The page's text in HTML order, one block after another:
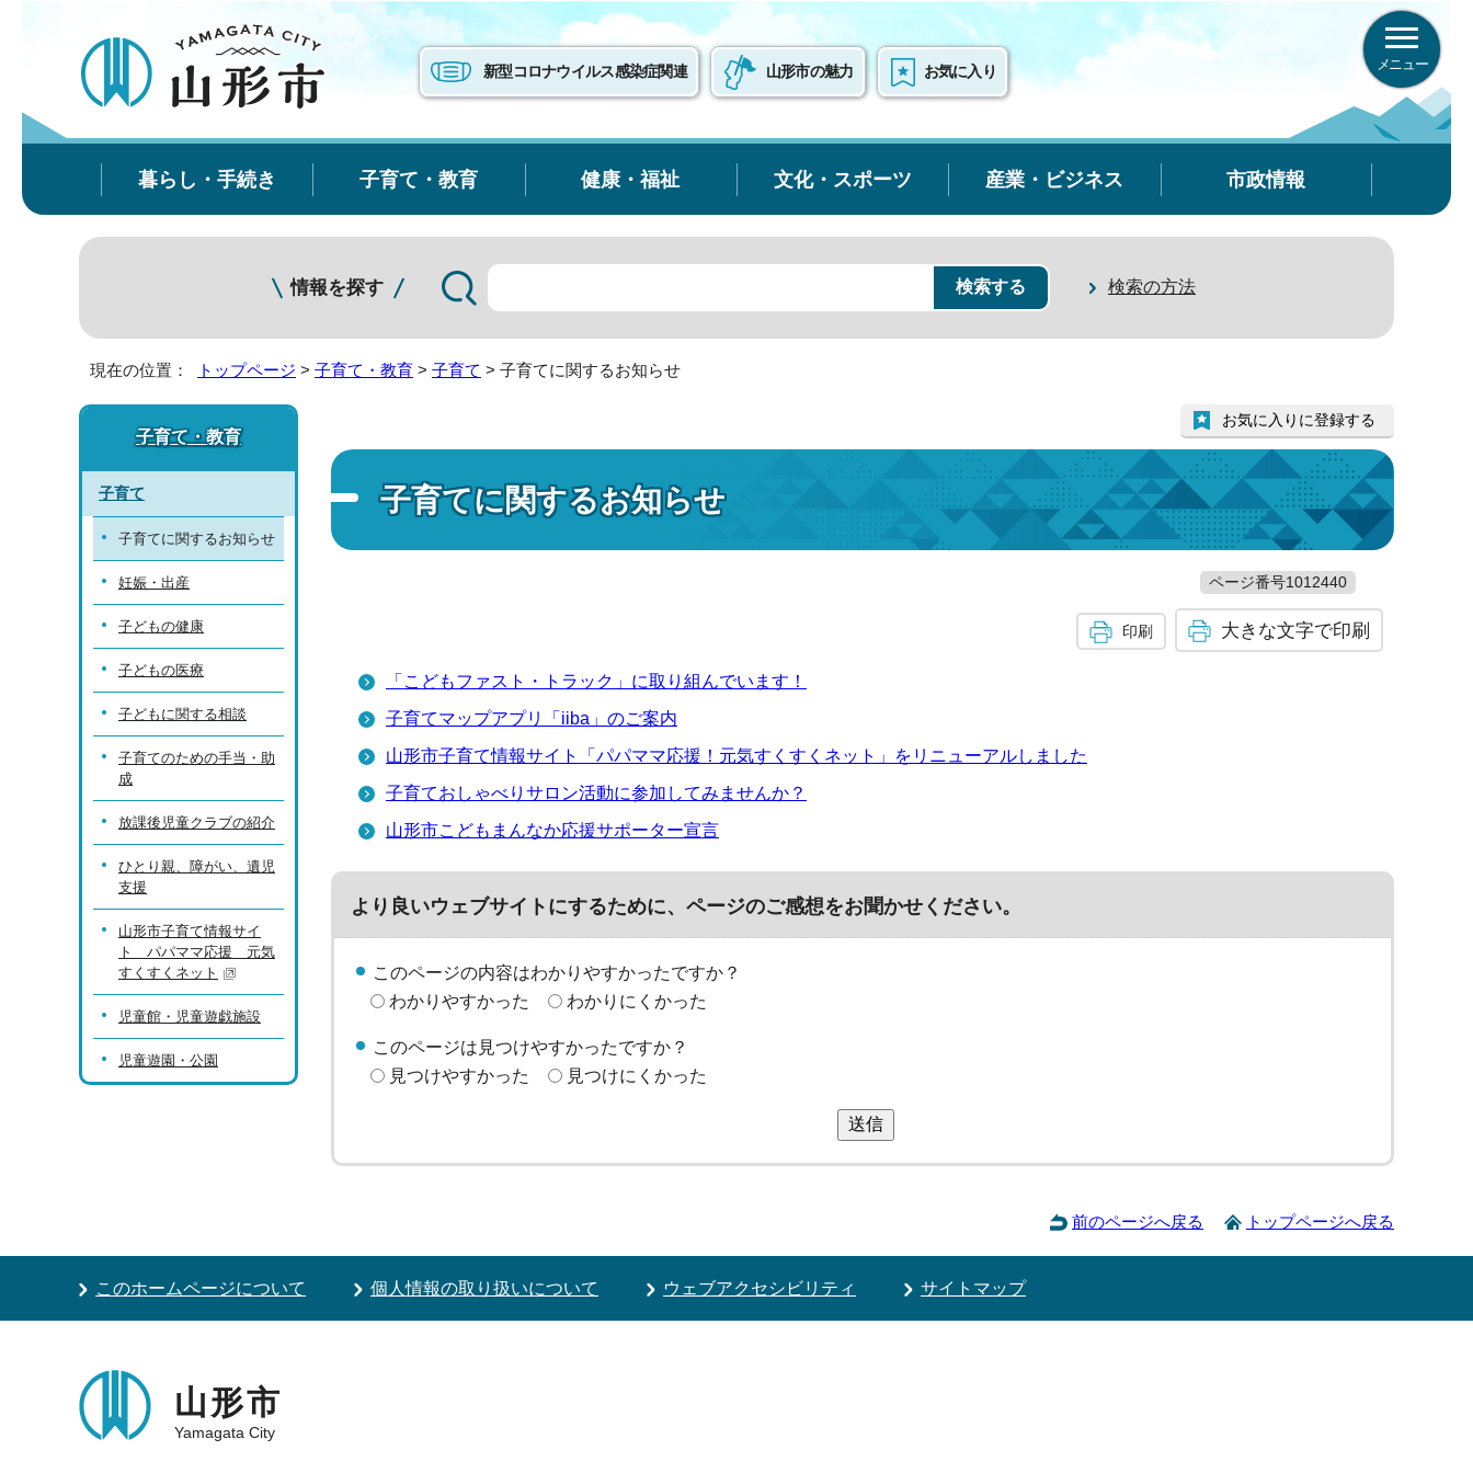
新型コロナウイルス感染症関連 山形市の魅力 お気に入り メニュー
暮らし・手続き 子育て・教育 健康・福祉 文化・スポーツ 産業・ビジネス 市政情報
情報を探す 検索の方法
現在の位置： トップページ > 子育て・教育 > 子育て > 子育てに関するお知らせ
子育てに関するお知らせ
お気に入りに登録する
ページ番号1012440
印刷 大きな文字で印刷
「こどもファスト・トラック」に取り組んでいます！
子育てマップアプリ「iiba」のご案内
山形市子育て情報サイト「パパママ応援！元気すくすくネット」をリニューアルしました
子育ておしゃべりサロン活動に参加してみませんか？
山形市こどもまんなか応援サポーター宣言
より良いウェブサイトにするために、ページのご感想をお聞かせください。
このページの内容はわかりやすかったですか？
わかりやすかった
わかりにくかった
このページは見つけやすかったですか？
見つけやすかった
見つけにくかった
送信
子育て・教育
子育て
子育てに関するお知らせ
妊娠・出産
子どもの健康
子どもの医療
子どもに関する相談
子育てのための手当・助
成
放課後児童クラブの紹介
ひとり親、障がい、遺児
支援
山形市子育て情報サイ
ト パパママ応援 元気
すくすくネット
児童館・児童遊戯施設
児童遊園・公園
前のページへ戻る トップページへ戻る
このホームページについて 個人情報の取り扱いについて ウェブアクセシビリティ サイトマップ
山形市
Yamagata City